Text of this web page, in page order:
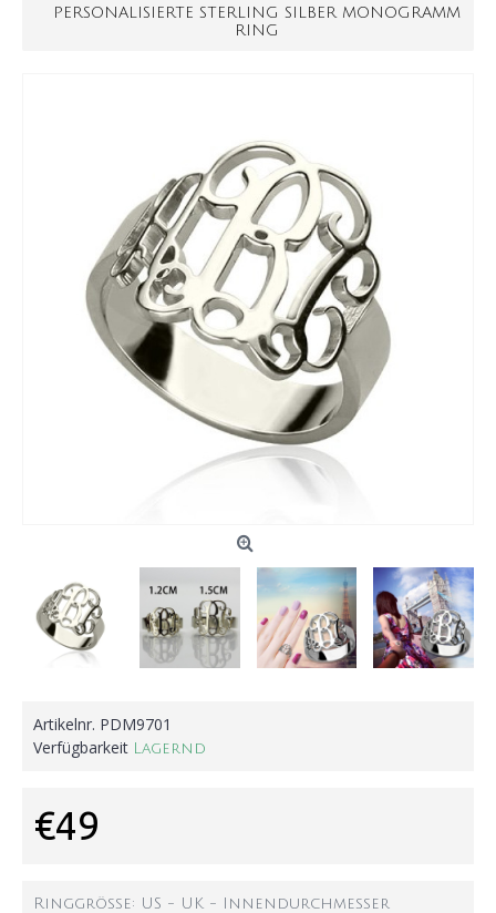
PERSONALISIERTE STERLING SILBER MONOGRAMM
RING
Artikelnr. PDM9701
Verfügbarkeit
Lagernd
€49
Ringgröße: US - UK - Innendurchmesser